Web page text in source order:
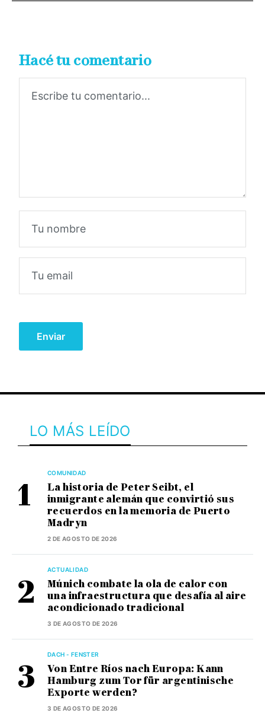
Hacé tu comentario
LO MÁS LEÍDO
COMUNIDAD
La historia de Peter Seibt, el
inmigrante alemán que convirtió sus
recuerdos en la memoria de Puerto
Madryn
2 DE AGOSTO DE 2026
ACTUALIDAD
Múnich combate la ola de calor con
una infraestructura que desafía al aire
acondicionado tradicional
3 DE AGOSTO DE 2026
DACH - FENSTER
Von Entre Ríos nach Europa: Kann
Hamburg zum Tor für argentinische
Exporte werden?
3 DE AGOSTO DE 2026